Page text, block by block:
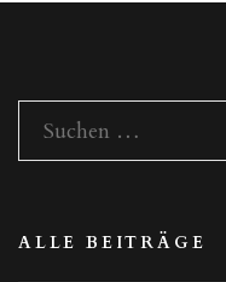
Suchen
nach:
ALLE BEITRÄGE